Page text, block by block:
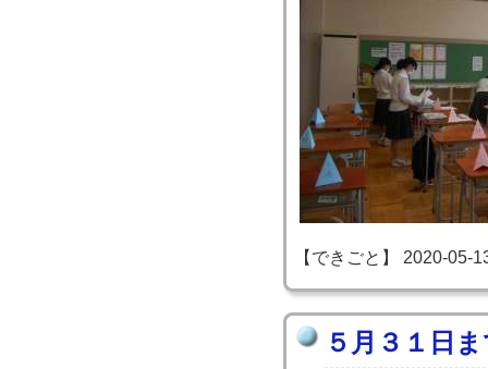
【できごと】 2020-05-
５月３１日